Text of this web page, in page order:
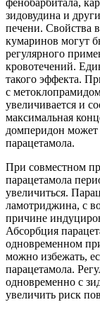
фенобарбитала,
зидовудина и
печени. Свойства
кумаринов могут
регулярного
кровотечений.
такого эффекта.
с
увеличивается и
максимальная
домперидон может
парацетамола.
При совместном
парацетамола
увеличиться.
ламотриджина, с
причине
Абсорбция
одновременном
можно избежать,
парацетамола.
одновременно с
увеличить риск